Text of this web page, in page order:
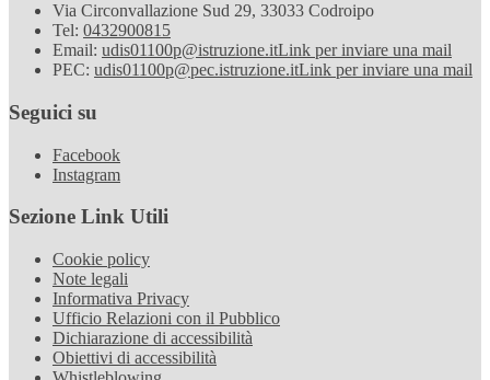
Via Circonvallazione Sud 29, 33033 Codroipo
Tel: 0432900815
Email: udis01100p@istruzione.itLink per inviare una mail
PEC: udis01100p@pec.istruzione.itLink per inviare una mail
Seguici su
Facebook
Instagram
Sezione Link Utili
Cookie policy
Note legali
Informativa Privacy
Ufficio Relazioni con il Pubblico
Dichiarazione di accessibilità
Obiettivi di accessibilità